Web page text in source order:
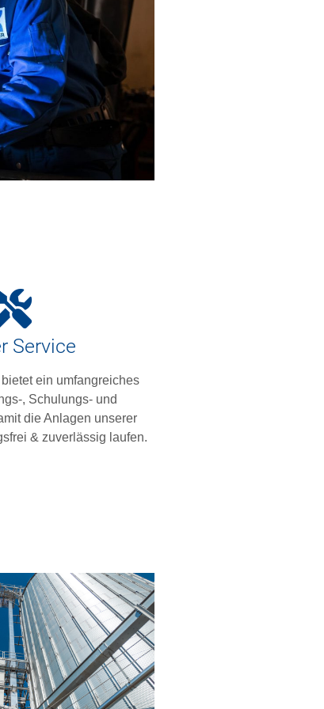
Service
ein umfangreiches
, Schulungs- und
die Anlagen unserer
& zuverlässig laufen.